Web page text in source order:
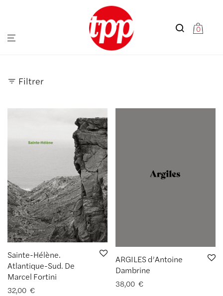
0
Filtrer
Sainte-Hélène.
Atlantique-Sud. De
Marcel Fortini
32,00 €
ARGILES d’Antoine
Dambrine
38,00 €